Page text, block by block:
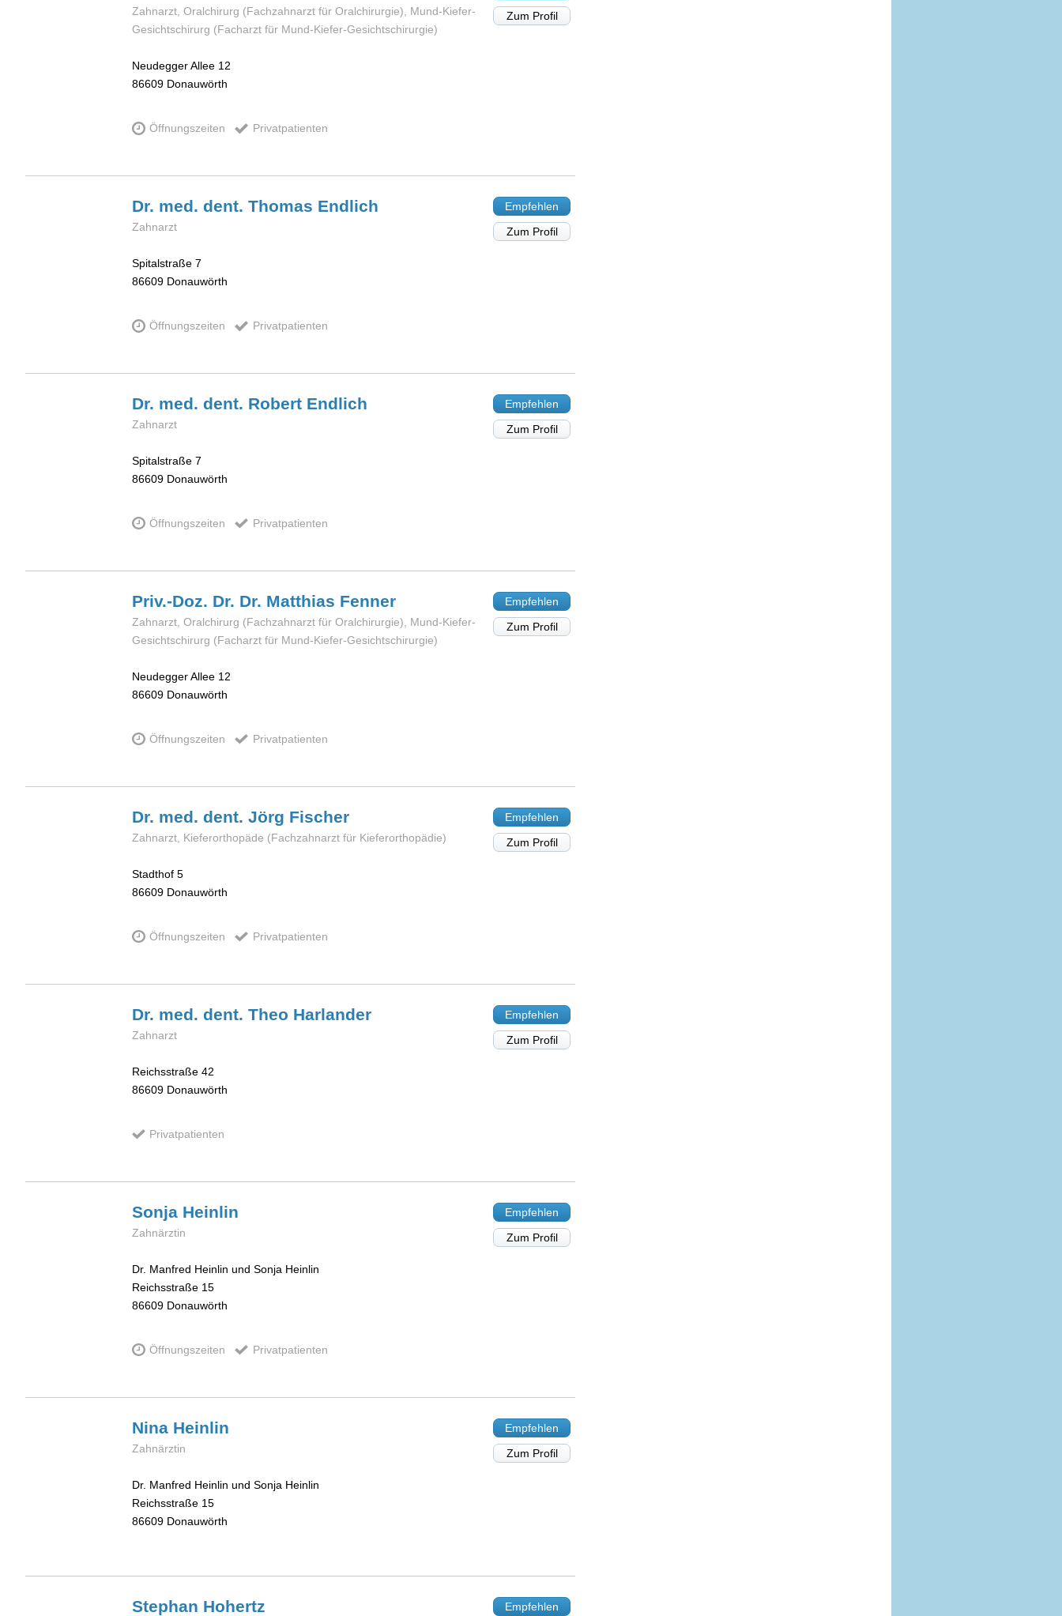
Zahnarzt, Oralchirurg (Fachzahnarzt für Oralchirurgie), Mund-Kiefer-
Gesichtschirurg (Facharzt für Mund-Kiefer-Gesichtschirurgie)
Neudegger Allee 12
86609 Donauwörth
Öffnungszeiten Privatpatienten
Zum Profil
Dr. med. dent. Thomas Endlich
Zahnarzt
Spitalstraße 7
86609 Donauwörth
Öffnungszeiten Privatpatienten
Empfehlen
Zum Profil
Dr. med. dent. Robert Endlich
Zahnarzt
Spitalstraße 7
86609 Donauwörth
Öffnungszeiten Privatpatienten
Empfehlen
Zum Profil
Priv.-Doz. Dr. Dr. Matthias Fenner
Zahnarzt, Oralchirurg (Fachzahnarzt für Oralchirurgie), Mund-Kiefer-
Gesichtschirurg (Facharzt für Mund-Kiefer-Gesichtschirurgie)
Neudegger Allee 12
86609 Donauwörth
Öffnungszeiten Privatpatienten
Empfehlen
Zum Profil
Dr. med. dent. Jörg Fischer
Zahnarzt, Kieferorthopäde (Fachzahnarzt für Kieferorthopädie)
Stadthof 5
86609 Donauwörth
Öffnungszeiten Privatpatienten
Empfehlen
Zum Profil
Dr. med. dent. Theo Harlander
Zahnarzt
Reichsstraße 42
86609 Donauwörth
Privatpatienten
Empfehlen
Zum Profil
Sonja Heinlin
Zahnärztin
Dr. Manfred Heinlin und Sonja Heinlin
Reichsstraße 15
86609 Donauwörth
Öffnungszeiten Privatpatienten
Empfehlen
Zum Profil
Nina Heinlin
Zahnärztin
Dr. Manfred Heinlin und Sonja Heinlin
Reichsstraße 15
86609 Donauwörth
Empfehlen
Zum Profil
Stephan Hohertz Empfehlen